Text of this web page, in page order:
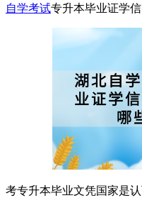
自学考试专升本毕业证学
考专升本毕业文凭国家是